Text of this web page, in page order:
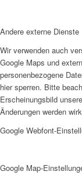
Andere externe Dienste
Wir verwenden auch
Google Maps und
personenbezogene
hier sperren. Bitte
Erscheinungsbild
Änderungen werden
Google Webfont-
Google Map-